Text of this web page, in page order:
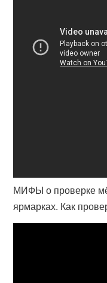
МИФЫ о проверке
ярмарках. Как